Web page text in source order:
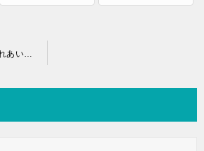
【紀美野町】のかみふれあい公園オートキャンプ場ブログ！最高でした